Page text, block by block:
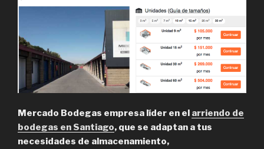
Mercado Bodegas empresa líder en el arriendo de
bodegas en Santiago, que se adaptan a tus
necesidades de almacenamiento,